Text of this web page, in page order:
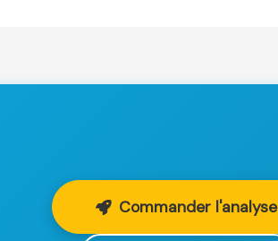
Commander l'analyse